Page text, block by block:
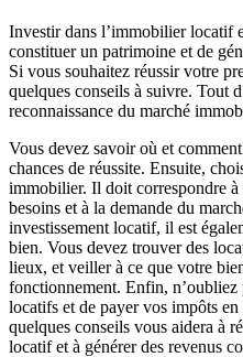
Investir dans l’immobilier locatif
constituer un patrimoine et de
Si vous souhaitez réussir votre
quelques conseils à suivre. Tout
reconnaissance du marché
Vous devez savoir où et
chances de réussite. Ensuite,
immobilier. Il doit correspondre
besoins et à la demande du
investissement locatif, il est
bien. Vous devez trouver des
lieux, et veiller à ce que votre
fonctionnement. Enfin, n’oubliez
locatifs et de payer vos impôts
quelques conseils vous aidera à
locatif et à générer des revenus